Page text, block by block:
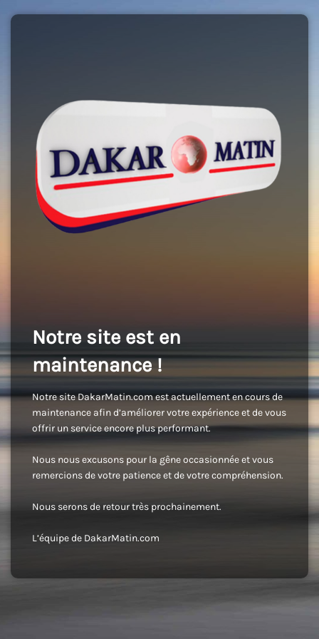
Notre site est en
maintenance !
Notre site DakarMatin.com est actuellement en cours de
maintenance afin d’améliorer votre expérience et de vous
offrir un service encore plus performant.
Nous nous excusons pour la gêne occasionnée et vous
remercions de votre patience et de votre compréhension.
Nous serons de retour très prochainement.
L’équipe de DakarMatin.com